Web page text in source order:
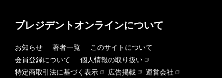
プレジデントオンラインについて
お知らせ 著者一覧
このサイトについて
会員登録について
個人情報の取り扱い
特定商取引法に基づく表示
広告掲載
運営会社